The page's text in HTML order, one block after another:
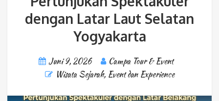
dengan Latar Laut Selatan
Yogyakarta
Juni 9, 2026
Campa Tour & Event
Wisata Sejarah, Event dan Experience